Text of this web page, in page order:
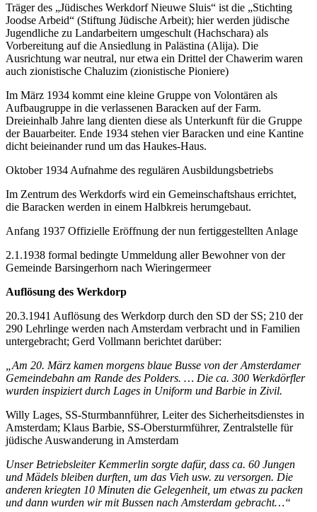
Träger des „Jüdisches Werkdorf Nieuwe Sluis“ ist die „Stichting
Joodse Arbeid“ (Stiftung Jüdische Arbeit); hier werden jüdische
Jugendliche zu Landarbeitern umgeschult (Hachschara) als
Vorbereitung auf die Ansiedlung in Palästina (Alija). Die
Ausrichtung war neutral, nur etwa ein Drittel der Chawerim waren
auch zionistische Chaluzim (zionistische Pioniere)
Im März 1934 kommt eine kleine Gruppe von Volontären als
Aufbaugruppe in die verlassenen Baracken auf der Farm.
Dreieinhalb Jahre lang dienten diese als Unterkunft für die Gruppe
der Bauarbeiter. Ende 1934 stehen vier Baracken und eine Kantine
dicht beieinander rund um das Haukes-Haus.
Oktober 1934 Aufnahme des regulären Ausbildungsbetriebs
Im Zentrum des Werkdorfs wird ein Gemeinschaftshaus errichtet,
die Baracken werden in einem Halbkreis herumgebaut.
Anfang 1937 Offizielle Eröffnung der nun fertiggestellten Anlage
2.1.1938 formal bedingte Ummeldung aller Bewohner von der
Gemeinde Barsingerhorn nach Wieringermeer
Auflösung des Werkdorp
20.3.1941 Auflösung des Werkdorp durch den SD der SS; 210 der
290 Lehrlinge werden nach Amsterdam verbracht und in Familien
untergebracht; Gerd Vollmann berichtet darüber:
„Am 20. März kamen morgens blaue Busse von der Amsterdamer
Gemeindebahn am Rande des Polders. … Die ca. 300 Werkdörfler
wurden inspiziert durch Lages in Uniform und Barbie in Zivil.
Willy Lages, SS-Sturmbannführer, Leiter des Sicherheitsdienstes in
Amsterdam; Klaus Barbie, SS-Obersturmführer, Zentralstelle für
jüdische Auswanderung in Amsterdam
Unser Betriebsleiter Kemmerlin sorgte dafür, dass ca. 60 Jungen
und Mädels bleiben durften, um das Vieh usw. zu versorgen. Die
anderen kriegten 10 Minuten die Gelegenheit, um etwas zu packen
und dann wurden wir mit Bussen nach Amsterdam gebracht…“